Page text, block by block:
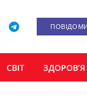
СВІТ ЗДОРОВ’Я